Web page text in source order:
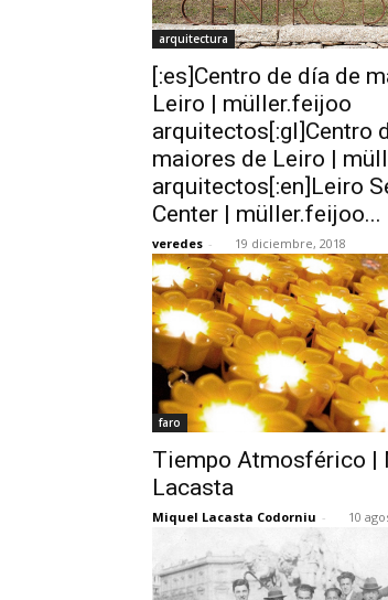
arquitectura
[:es]Centro de día de
Leiro | müller.feijoo
arquitectos[:gl]Centro
maiores de Leiro |
arquitectos[:en]Leiro
Center | müller.feijoo...
veredes - 19 diciembre, 2018
faro
Tiempo Atmosférico |
Lacasta
Miquel Lacasta Codorniu - 10